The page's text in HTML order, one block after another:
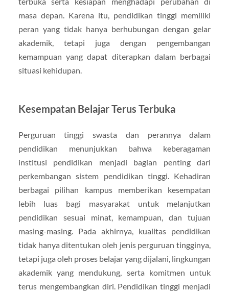
masa depan. Karena itu, pendidikan tinggi memiliki
peran yang tidak hanya berhubungan dengan gelar
akademik, tetapi juga dengan pengembangan
kemampuan yang dapat diterapkan dalam berbagai
situasi kehidupan.
Kesempatan Belajar Terus Terbuka
Perguruan tinggi swasta dan perannya dalam
pendidikan menunjukkan bahwa keberagaman
institusi pendidikan menjadi bagian penting dari
perkembangan sistem pendidikan tinggi. Kehadiran
berbagai pilihan kampus memberikan kesempatan
lebih luas bagi masyarakat untuk melanjutkan
pendidikan sesuai minat, kemampuan, dan tujuan
masing-masing. Pada akhirnya, kualitas pendidikan
tidak hanya ditentukan oleh jenis perguruan tingginya,
tetapi juga oleh proses belajar yang dijalani, lingkungan
akademik yang mendukung, serta komitmen untuk
terus mengembangkan diri. Pendidikan tinggi menjadi